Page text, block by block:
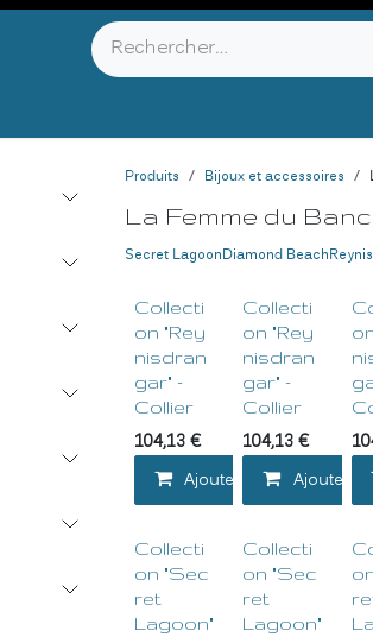
Produits Bijoux et accessoires
La Femme du Banc
Secret LagoonDiamond Beach
Collecti
on "Rey
nisdran
gar" -
Collier
104,13€
Ajouter au panier
Collecti
on "Rey
nisdran
gar" -
Collier
104,13€
Ajouter
Collecti
on "Sec
ret
Lagoon"
Collecti
on "Sec
ret
Lagoon"